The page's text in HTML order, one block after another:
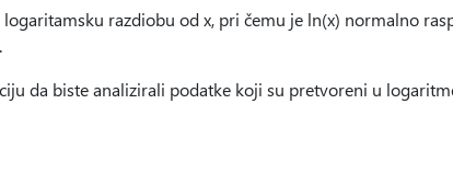
razdiobu od x, pri čemu je ln(x) normalno
da biste analizirali podatke koji su pretvoreni u